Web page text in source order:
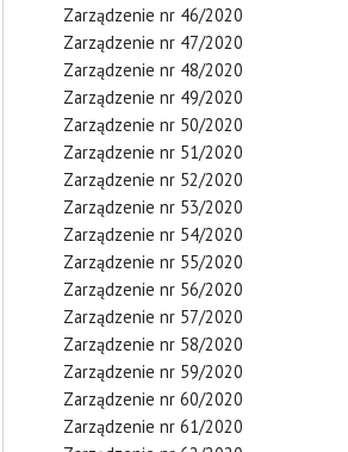
Zarządzenie nr 46/2020
Zarządzenie nr 47/2020
Zarządzenie nr 48/2020
Zarządzenie nr 49/2020
Zarządzenie nr 50/2020
Zarządzenie nr 51/2020
Zarządzenie nr 52/2020
Zarządzenie nr 53/2020
Zarządzenie nr 54/2020
Zarządzenie nr 55/2020
Zarządzenie nr 56/2020
Zarządzenie nr 57/2020
Zarządzenie nr 58/2020
Zarządzenie nr 59/2020
Zarządzenie nr 60/2020
Zarządzenie nr 61/2020